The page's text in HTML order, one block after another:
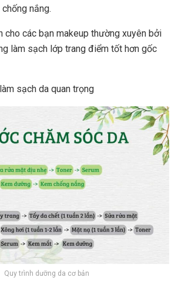
nắng.
cho các bạn makeup thường xuyên bởi
làm sạch lớp trang điểm tốt hơn gốc
sạch da quan trọng
Quy trình dưỡng da cơ bản